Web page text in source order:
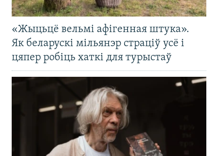
«Жыцьцё вельмі афігенная штука».
Як беларускі мільянэр страціў усё і
цяпер робіць хаткі для турыстаў